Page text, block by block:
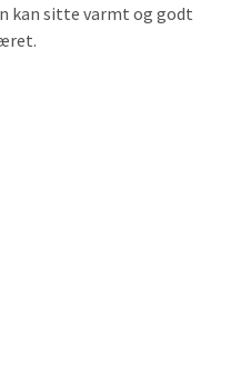
kan sitte varmt og godt